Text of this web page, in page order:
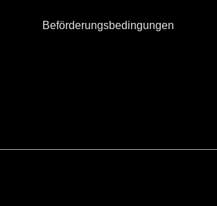
Beförderungsbedingungen